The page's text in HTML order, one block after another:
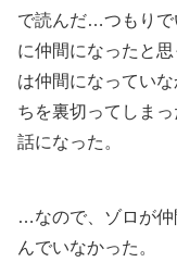
で読んだ…つもりで
に仲間になったと
は仲間になってい
ちを裏切ってしま
話になった。
…なので、ゾロが仲
んでいなかった。